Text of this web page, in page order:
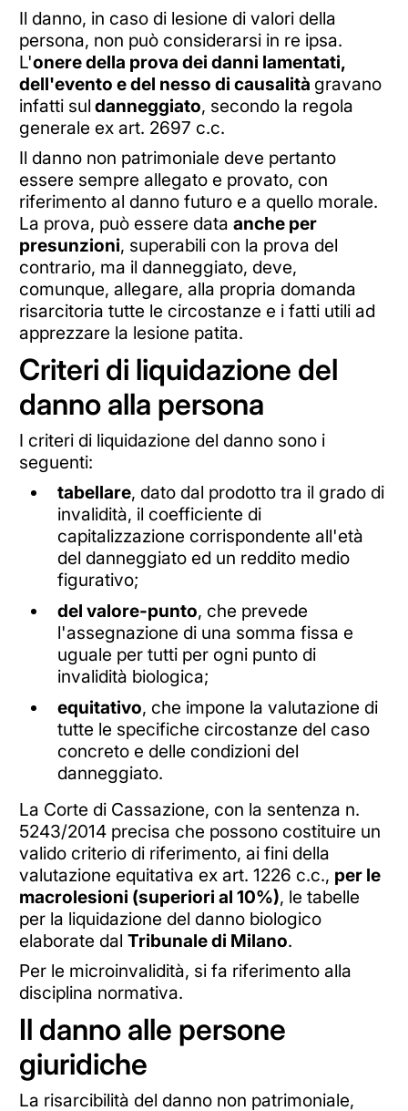
Il danno, in caso di lesione di valori della
persona, non può considerarsi in re ipsa.
L'onere della prova dei danni lamentati,
dell'evento e del nesso di causalità gravano
infatti sul danneggiato, secondo la regola
generale ex art. 2697 c.c.
Il danno non patrimoniale deve pertanto
essere sempre allegato e provato, con
riferimento al danno futuro e a quello morale.
La prova, può essere data anche per
presunzioni, superabili con la prova del
contrario, ma il danneggiato, deve,
comunque, allegare, alla propria domanda
risarcitoria tutte le circostanze e i fatti utili ad
apprezzare la lesione patita.
Criteri di liquidazione del
danno alla persona
I criteri di liquidazione del danno sono i
seguenti:
tabellare, dato dal prodotto tra il grado di
invalidità, il coefficiente di
capitalizzazione corrispondente all'età
del danneggiato ed un reddito medio
figurativo;
del valore-punto, che prevede
l'assegnazione di una somma fissa e
uguale per tutti per ogni punto di
invalidità biologica;
equitativo, che impone la valutazione di
tutte le specifiche circostanze del caso
concreto e delle condizioni del
danneggiato.
La Corte di Cassazione, con la sentenza n.
5243/2014 precisa che possono costituire un
valido criterio di riferimento, ai fini della
valutazione equitativa ex art. 1226 c.c., per le
macrolesioni (superiori al 10%), le tabelle
per la liquidazione del danno biologico
elaborate dal Tribunale di Milano.
Per le microinvalidità, si fa riferimento alla
disciplina normativa.
Il danno alle persone
giuridiche
La risarcibilità del danno non patrimoniale,